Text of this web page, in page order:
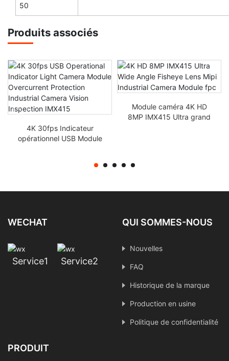
50
Produits associés
4K 30fps Indicateur
opérationnel USB Module
Module caméra 4K HD
8MP IMX415 Ultra grand
WECHAT
Service1 Service2
QUI SOMMES-NOUS
Nouvelles
FAQ
Historique de la marque
Production en usine
Politique de confidentialité
PRODUIT